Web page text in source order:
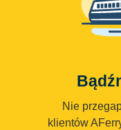
Nie
klientów